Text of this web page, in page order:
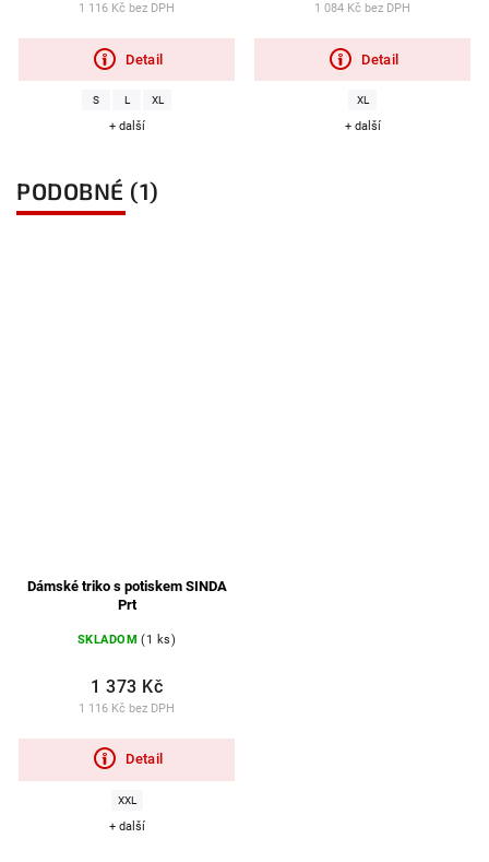
1 116 Kč bez DPH
Detail
S L XL
+ další
1 084 Kč bez DPH
Detail
XL
+ další
PODOBNÉ (1)
Dámské triko s potiskem SINDA
Prt
SKLADOM (1 ks)
1 116 Kč bez DPH
1 373 Kč
Detail
XXL
+ další